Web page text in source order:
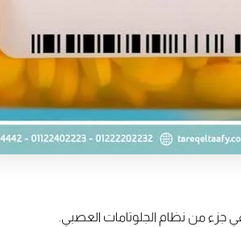
جزء من نظام الجلوتامات العصبي.